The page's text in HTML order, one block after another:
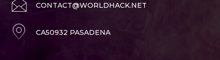
CONTACT@WORLDHACK.NET
CA50932 PASADENA